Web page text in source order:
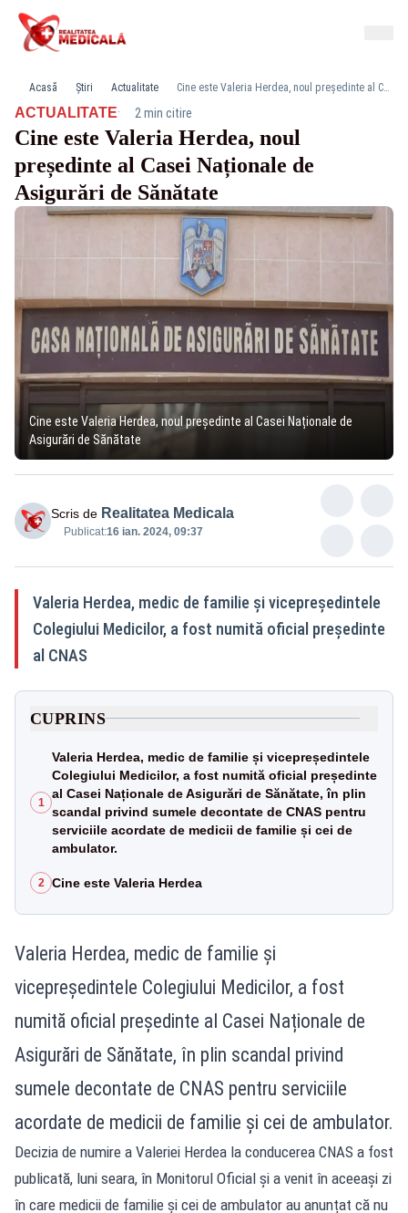
Acasă Știri Actualitate Cine este Valeria Herdea, noul președinte al Casei Naționale de Asigurări de Sănătate
ACTUALITATE· 2 min citire
Cine este Valeria Herdea, noul
președinte al Casei Naționale de
Asigurări de Sănătate
Cine este Valeria Herdea, noul președinte al Casei Naționale de
Asigurări de Sănătate
Scris de Realitatea Medicala
Publicat:16 ian. 2024, 09:37
Valeria Herdea, medic de familie și vicepreședintele
Colegiului Medicilor, a fost numită oficial președinte
al CNAS
CUPRINS
1
Valeria Herdea, medic de familie și vicepreședintele
Colegiului Medicilor, a fost numită oficial președinte
al Casei Naționale de Asigurări de Sănătate, în plin
scandal privind sumele decontate de CNAS pentru
serviciile acordate de medicii de familie și cei de
ambulator.
2 Cine este Valeria Herdea
Valeria Herdea, medic de familie și
vicepreședintele Colegiului Medicilor, a fost
numită oficial președinte al Casei Naționale de
Asigurări de Sănătate, în plin scandal privind
sumele decontate de CNAS pentru serviciile
acordate de medicii de familie și cei de ambulator.
Decizia de numire a Valeriei Herdea la conducerea CNAS a fost
publicată, luni seara, în Monitorul Oficial și a venit în aceeași zi
în care medicii de familie și cei de ambulator au anunțat că nu